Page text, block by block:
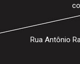
Rua Antônio